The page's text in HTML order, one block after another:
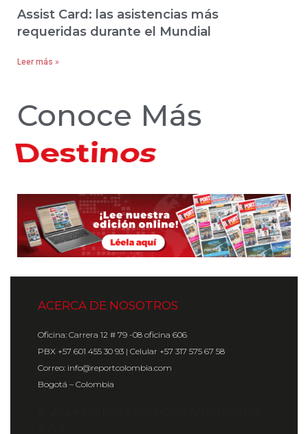
Assist Card: las asistencias más
requeridas durante el Mundial
Leer más »
Conoce Más
Hoteles
ACERCA DE NOSOTROS
Oficina: Carrera 12 # 79 -08 oficina 606
PBX +57 601 455 30 93 | Celular +57 317 575 67 58
Correo: info@reportcolombia.com
Bogotá – Colombia